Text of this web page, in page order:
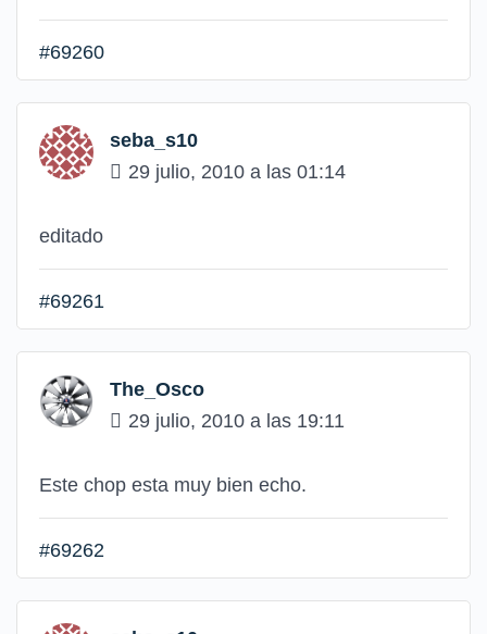
#69260
seba_s10
29 julio, 2010 a las 01:14
editado
#69261
The_Osco
29 julio, 2010 a las 19:11
Este chop esta muy bien echo.
#69262